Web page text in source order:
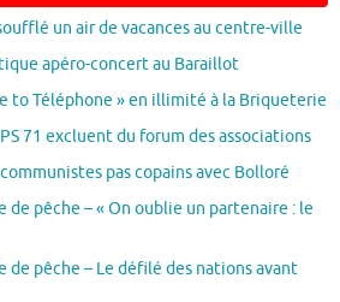
un air de vacances au centre-ville
apéro-concert au Baraillot
to Téléphone » en illimité à la Briqueterie
71 excluent du forum des associations
pas copains avec Bolloré
de pêche – « On oublie un partenaire : le
de pêche – Le défilé des nations avant